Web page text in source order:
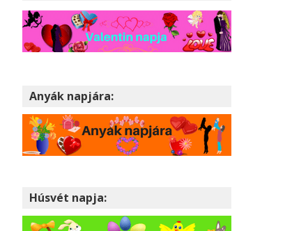
Anyák napjára:
Húsvét napja: